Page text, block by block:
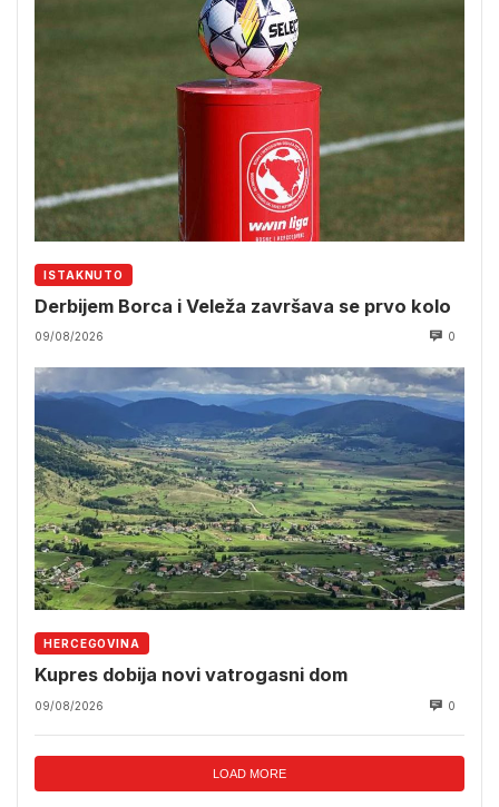
ISTAKNUTO
Derbijem Borca i Veleža završava se prvo kolo
09/08/2026 0
HERCEGOVINA
Kupres dobija novi vatrogasni dom
09/08/2026 0
LOAD MORE